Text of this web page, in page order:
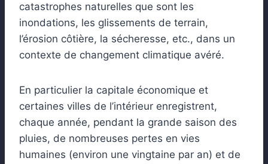
catastrophes naturelles que sont les
inondations, les glissements de terrain,
l’érosion côtière, la sécheresse, etc., dans un
contexte de changement climatique avéré.
En particulier la capitale économique et
certaines villes de l’intérieur enregistrent,
chaque année, pendant la grande saison des
pluies, de nombreuses pertes en vies
humaines (environ une vingtaine par an) et de